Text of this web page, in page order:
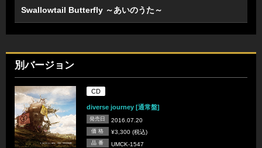
Swallowtail Butterfly ～あいのうた～
別バージョン
CD
diverse journey [通常盤]
発売日 2016.07.20
価 格 ¥3,300 (税込)
品 番 UMCK-1547